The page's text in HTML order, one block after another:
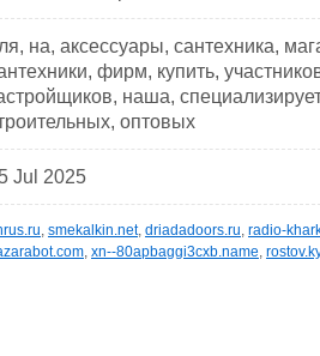
на, аксессуары, сантехника,
фирм, купить,
наша,
оптовых
Jul 2025
, smekalkin.net, driadadoors.ru, radio-
, xn--80apbaggi3cxb.name,